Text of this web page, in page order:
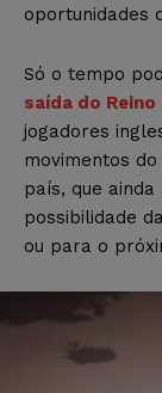
oportunidades
Só o tempo
saída do Reino
jogadores
movimentos
país, que
possibilidade
ou para o